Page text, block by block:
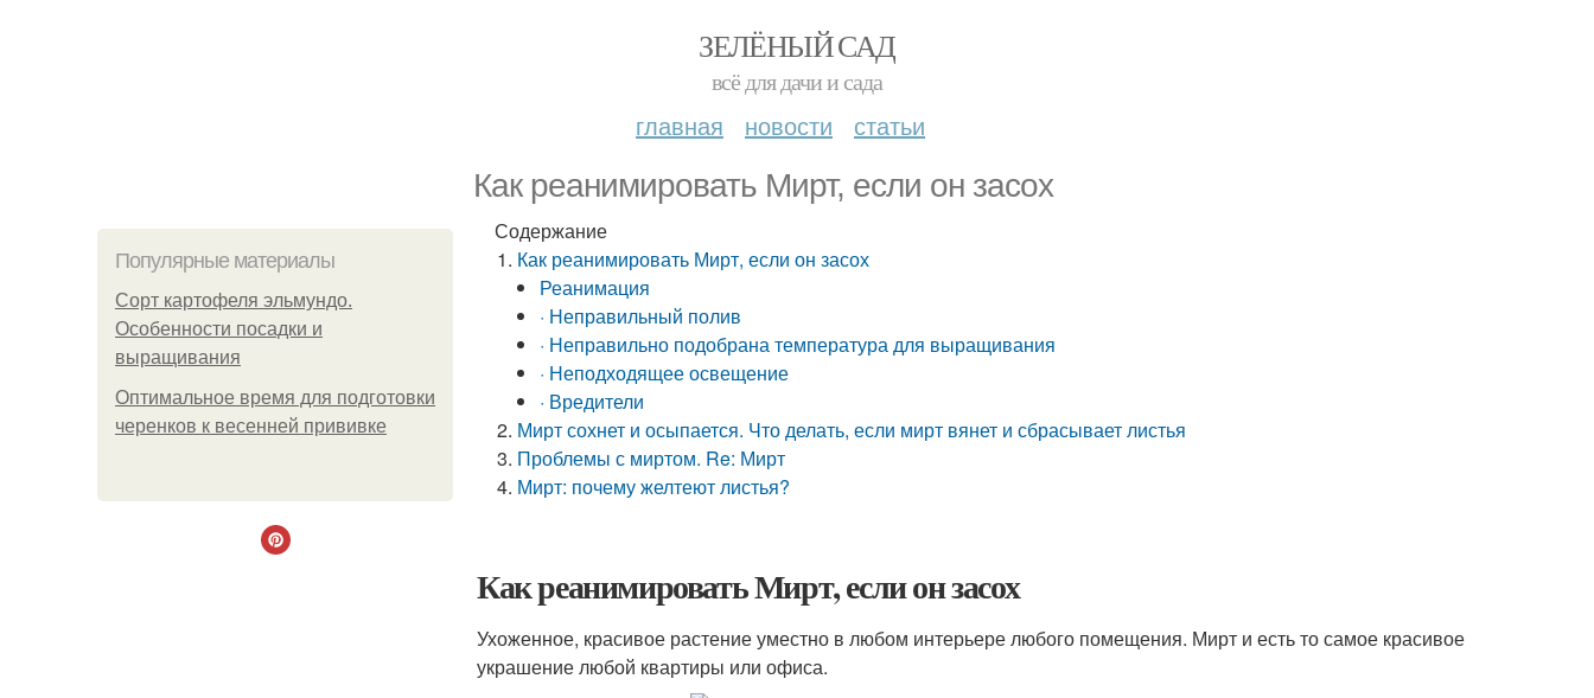
ЗЕЛЁНЫЙ САД
всё для дачи и сада
главная новости статьи
Как реанимировать Мирт, если он засох
Популярные материалы
Сорт картофеля эльмундо.
Особенности посадки и
выращивания
Оптимальное время для подготовки
черенков к весенней прививке
Содержание
Как реанимировать Мирт, если он засох
Реанимация
· Неправильный полив
· Неправильно подобрана температура для выращивания
· Неподходящее освещение
· Вредители
Мирт сохнет и осыпается. Что делать, если мирт вянет и сбрасывает листья
Проблемы с миртом. Re: Мирт
Мирт: почему желтеют листья?
Как реанимировать Мирт, если он засох
Ухоженное, красивое растение уместно в любом интерьере любого помещения. Мирт и есть то самое красивое
украшение любой квартиры или офиса.